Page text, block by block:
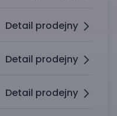
Detail prodejny
Detail prodejny
Detail prodejny